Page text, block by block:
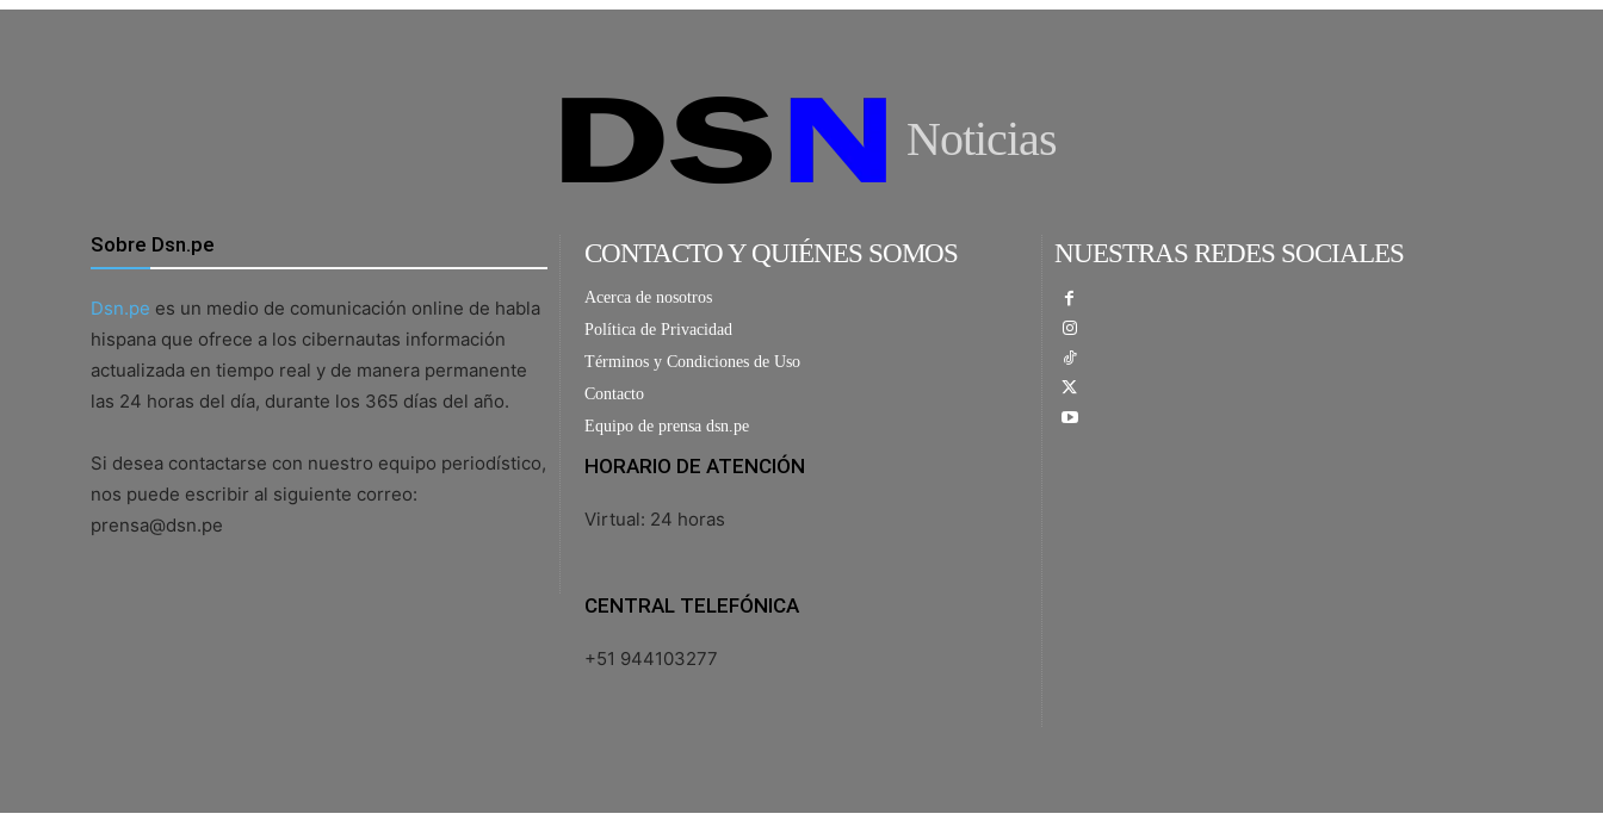
Noticias
Sobre Dsn.pe
Dsn.pe es un medio de comunicación online de habla
hispana que ofrece a los cibernautas información
actualizada en tiempo real y de manera permanente
las 24 horas del día, durante los 365 días del año.
Si desea contactarse con nuestro equipo periodístico,
nos puede escribir al siguiente correo:
prensa@dsn.pe
CONTACTO Y QUIÉNES SOMOS
Acerca de nosotros
Política de Privacidad
Términos y Condiciones de Uso
Contacto
Equipo de prensa dsn.pe
HORARIO DE ATENCIÓN
Virtual: 24 horas
CENTRAL TELEFÓNICA
+51 944103277
NUESTRAS REDES SOCIALES